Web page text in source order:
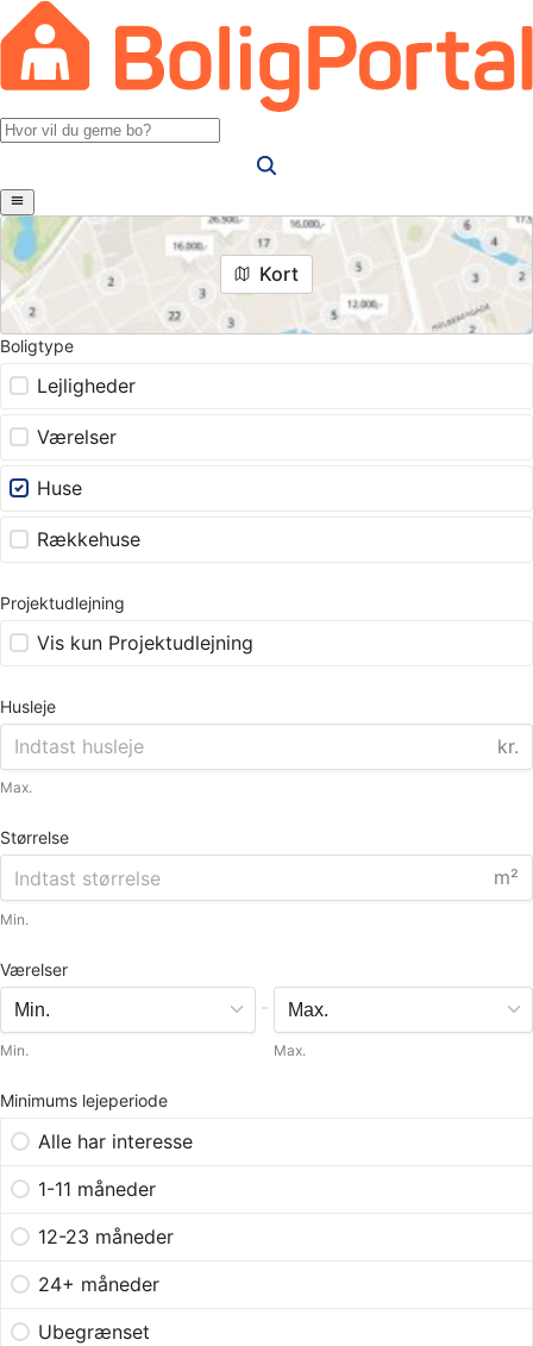
Kort
Boligtype
Lejligheder
Værelser
Huse
Rækkehuse
Projektudlejning
Vis kun Projektudlejning
Husleje
kr.
Max.
Størrelse
m²
Min.
Værelser
Min.
-
Max.
Minimums lejeperiode
Alle har interesse
1-11 måneder
12-23 måneder
24+ måneder
Ubegrænset